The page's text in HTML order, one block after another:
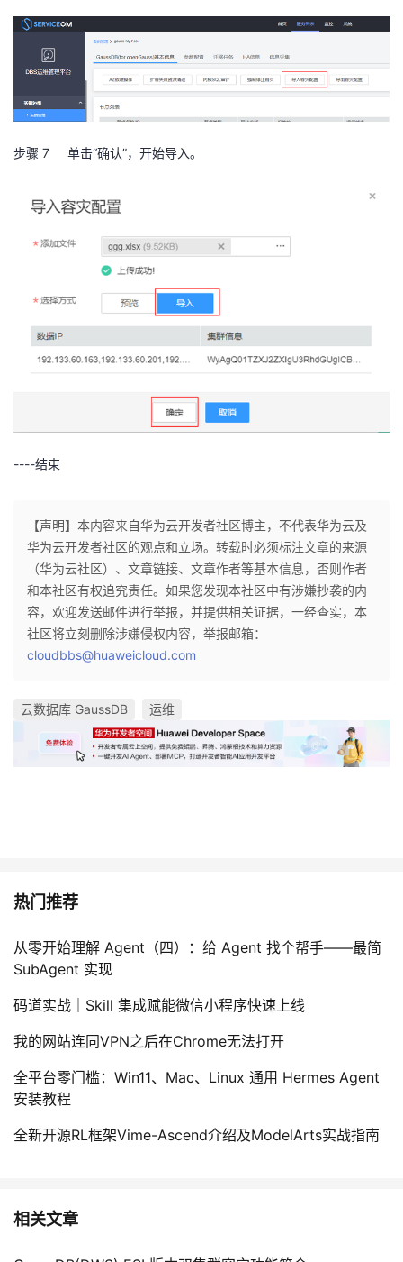
程
认
证
的
实
验
我
的
收
藏
支
持
声
建
议
步骤 7 单击“确认”，开始导入。
----结束
【声明】本内容来自华为云开发者社区博主，不代表华为云及
华为云开发者社区的观点和立场。转载时必须标注文章的来源
（华为云社区）、文章链接、文章作者等基本信息，否则作者
和本社区有权追究责任。如果您发现本社区中有涉嫌抄袭的内
容，欢迎发送邮件进行举报，并提供相关证据，一经查实，本
社区将立刻删除涉嫌侵权内容，举报邮箱：
cloudbbs@huaweicloud.com
云数据库 GaussDB 运维
热门推荐
从零开始理解 Agent（四）：给 Agent 找个帮手——最简
SubAgent 实现
码道实战｜Skill 集成赋能微信小程序快速上线
我的网站连同VPN之后在Chrome无法打开
全平台零门槛：Win11、Mac、Linux 通用 Hermes Agent
安装教程
全新开源RL框架Vime-Ascend介绍及ModelArts实战指南
相关文章